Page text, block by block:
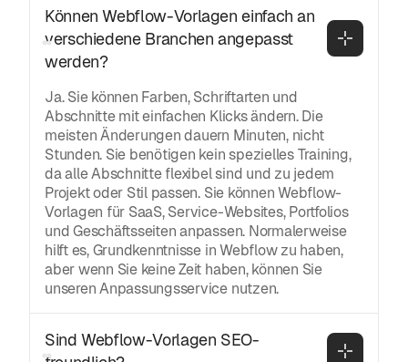
Können Webflow-Vorlagen einfach an
verschiedene Branchen angepasst
werden?
Ja. Sie können Farben, Schriftarten und
Abschnitte mit einfachen Klicks ändern. Die
meisten Änderungen dauern Minuten, nicht
Stunden. Sie benötigen kein spezielles Training,
da alle Abschnitte flexibel sind und zu jedem
Projekt oder Stil passen. Sie können Webflow-
Vorlagen für SaaS, Service-Websites, Portfolios
und Geschäftsseiten anpassen. Normalerweise
hilft es, Grundkenntnisse in Webflow zu haben,
aber wenn Sie keine Zeit haben, können Sie
unseren Anpassungsservice nutzen.
Sind Webflow-Vorlagen SEO-